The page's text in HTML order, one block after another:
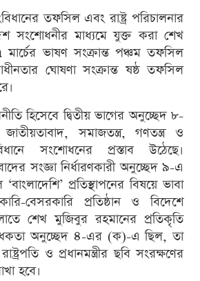
তফসিল এবং রাষ্ট্র পরিচালনার
সংশোধনীর মাধ্যমে যুক্ত করা শেখ
ভাষণ সংক্রান্ত পঞ্চম তফসিল
ঘোষণা সংক্রান্ত ষষ্ঠ তফসিল
হিসেবে দ্বিতীয় ভাগের অনুচ্ছেদ ৮-
সমাজতন্ত্র, গণতন্ত্র ও
সংশোধনের প্রস্তাব উঠেছে।
সংজ্ঞা নির্ধারণকারী অনুচ্ছেদ ৯-এ
‘বাংলাদেশি’ প্রতিস্থাপনের বিষয়ে ভাবা
বেসরকারি প্রতিষ্ঠান ও বিদেশে
শেখ মুজিবুর রহমানের প্রতিকৃতি
অনুচ্ছেদ ৪-এর (ক)-এ ছিল, তা
ও প্রধানমন্ত্রীর ছবি সংরক্ষণের
হবে।